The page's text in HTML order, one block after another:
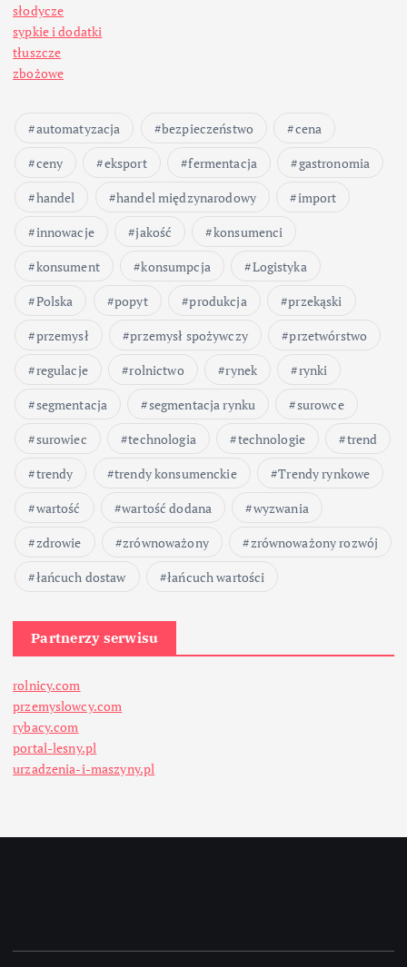
słodycze
sypkie i dodatki
tłuszcze
zbożowe
automatyzacja bezpieczeństwo
cena
ceny
eksport fermentacja
gastronomia
handel
handel międzynarodowy
import
innowacje
jakość
konsumenci
konsument
konsumpcja
Logistyka
Polska
popyt produkcja
przekąski
przemysł
przemysł spożywczy
przetwórstwo
regulacje
rolnictwo rynek
rynki
segmentacja
segmentacja rynku
surowce
surowiec
technologia technologie
trend
trendy
trendy konsumenckie
Trendy rynkowe
wartość
wartość dodana
wyzwania
zdrowie
zrównoważony
zrównoważony rozwój
łańcuch dostaw
łańcuch wartości
Partnerzy serwisu
rolnicy.com
przemyslowcy.com
rybacy.com
portal-lesny.pl
urzadzenia-i-maszyny.pl